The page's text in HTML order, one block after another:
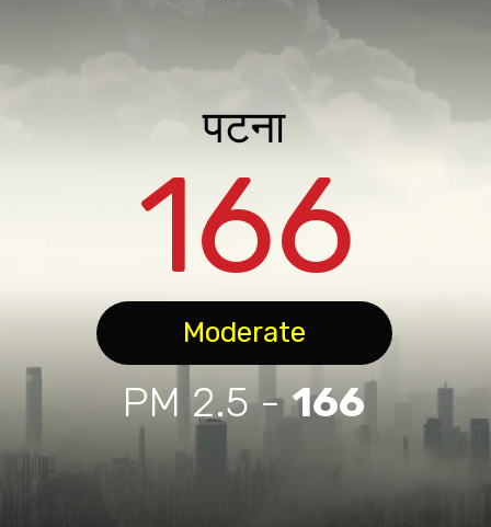
166
PM 2.5 -166
Moderate
पटना